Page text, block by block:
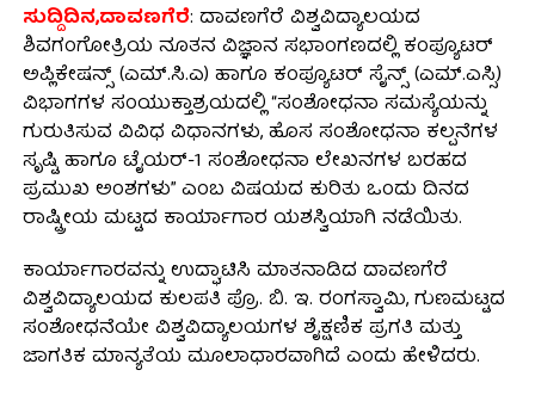
ಸುದ್ದಿದಿನ,ದಾವಣಗೆರೆ: ದಾವಣಗೆರೆ ವಿಶ್ವವಿದ್ಯಾಲಯದ
ಶಿವಗಂಗೋತ್ರಿಯ ನೂತನ ವಿಜ್ಞಾನ ಸಭಾಂಗಣದಲ್ಲಿ ಕಂಪ್ಯೂಟರ್
ಅಪ್ಲಿಕೇಷನ್ಸ್ (ಎಮ್.ಸಿ.ಎ) ಹಾಗೂ ಕಂಪ್ಯೂಟರ್ ಸೈನ್ಸ್ (ಎಮ್.ಎಸ್ಸಿ)
ವಿಭಾಗಗಳ ಸಂಯುಕ್ತಾಶ್ರಯದಲ್ಲಿ “ಸಂಶೋಧನಾ ಸಮಸ್ಯೆಯನ್ನು
ಗುರುತಿಸುವ ವಿವಿಧ ವಿಧಾನಗಳು, ಹೊಸ ಸಂಶೋಧನಾ ಕಲ್ಪನೆಗಳ
ಸೃಷ್ಟಿ ಹಾಗೂ ಟೈಯರ್-1 ಸಂಶೋಧನಾ ಲೇಖನಗಳ ಬರಹದ
ಪ್ರಮುಖ ಅಂಶಗಳು” ಎಂಬ ವಿಷಯದ ಕುರಿತು ಒಂದು ದಿನದ
ರಾಷ್ಟ್ರೀಯ ಮಟ್ಟದ ಕಾರ್ಯಾಗಾರ ಯಶಸ್ವಿಯಾಗಿ ನಡೆಯಿತು.
ಕಾರ್ಯಾಗಾರವನ್ನು ಉದ್ಘಾಟಿಸಿ ಮಾತನಾಡಿದ ದಾವಣಗೆರೆ
ವಿಶ್ವವಿದ್ಯಾಲಯದ ಕುಲಪತಿ ಪ್ರೊ. ಬಿ. ಇ. ರಂಗಸ್ವಾಮಿ, ಗುಣಮಟ್ಟದ
ಸಂಶೋಧನೆಯೇ ವಿಶ್ವವಿದ್ಯಾಲಯಗಳ ಶೈಕ್ಷಣಿಕ ಪ್ರಗತಿ ಮತ್ತು
ಜಾಗತಿಕ ಮಾನ್ಯತೆಯ ಮೂಲಾಧಾರವಾಗಿದೆ ಎಂದು ಹೇಳಿದರು.